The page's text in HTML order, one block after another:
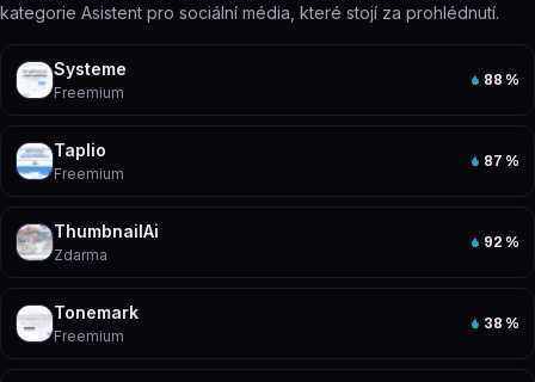
kategorie Asistent pro sociální média, které stojí za prohlédnutí.
Systeme
Freemium
88 %
Taplio
Freemium
87 %
ThumbnailAi
Zdarma
92 %
Tonemark
Freemium
38 %